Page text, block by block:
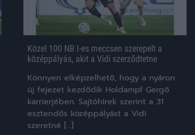
Közel 100 NB I-es meccsen szerepelt a
középpályás, akit a Vidi szerződtetne
Könnyen elképzelhető, hogy a nyáron
új fejezet kezdődik Holdampf Gergő
karrierjében. Sajtóhírek szerint a 31
esztendős középpályást a Vidi
szeretné […]